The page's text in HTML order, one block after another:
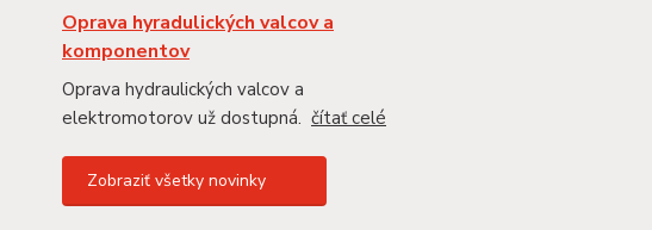
Oprava hyradulických valcov a
komponentov
Oprava hydraulických valcov a
elektromotorov už dostupná. čítať celé
Zobraziť všetky novinky